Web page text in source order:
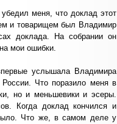
меня, что доклад этот
и товарищем был Владимир
доклада. На собрании он
мои ошибки.
услышала Владимира
Что поразило меня в
но и меньшевики и эсеры.
Когда доклад кончился и
Что же, в самом деле у